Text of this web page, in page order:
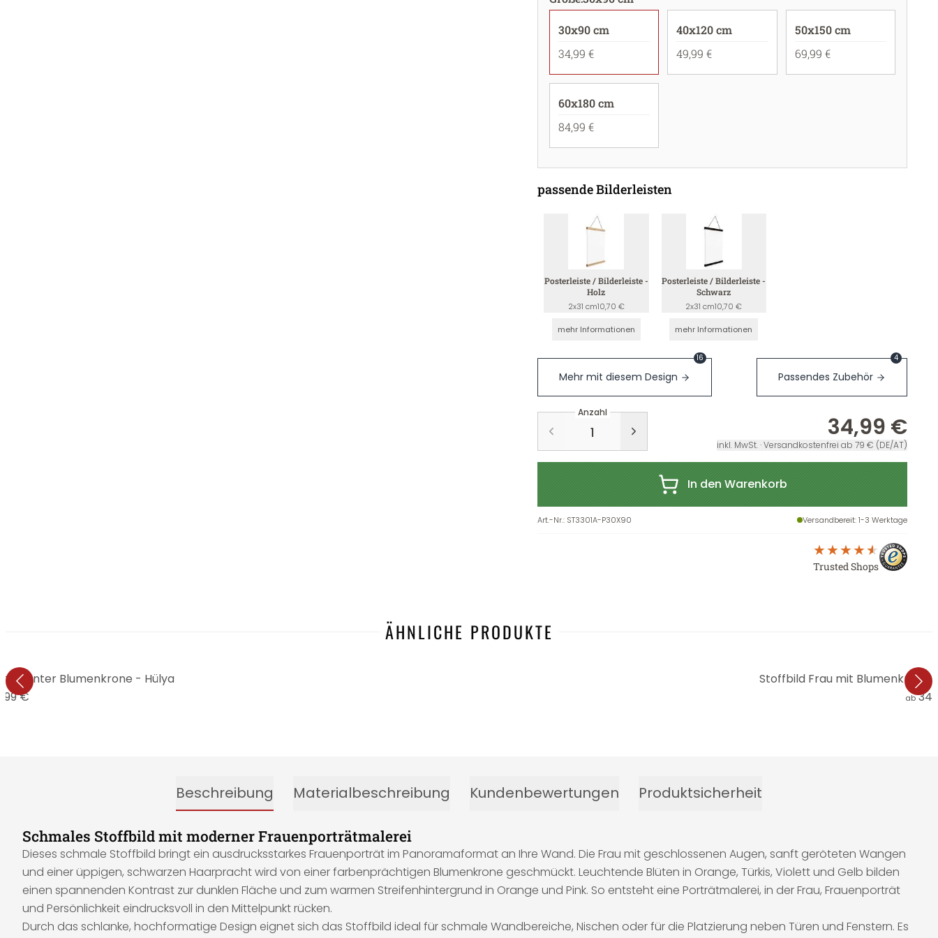
30x90 cm
34,99 €
40x120 cm
49,99 €
50x150 cm
69,99 €
60x180 cm
84,99 €
passende Bilderleisten
Posterleiste / Bilderleiste -
Holz
2x31 cm10,70 €
mehr Informationen
Posterleiste / Bilderleiste -
Schwarz
2x31 cm10,70 €
mehr Informationen
Mehr mit diesem Design
16
Passendes Zubehör
4
Anzahl
34,99 €
inkl. MwSt. · Versandkostenfrei ab 79 € (DE/AT)
In den Warenkorb
Art.-Nr.: ST3301A-P30X90 Versandbereit: 1-3 Werktage
Trusted Shops
ÄHNLICHE PRODUKTE
bunter Blumenkrone - Hülya
€
Stoffbild Frau mit Blumenkrone
ab
Beschreibung Materialbeschreibung Kundenbewertungen Produktsicherheit
Schmales Stoffbild mit moderner Frauenporträtmalerei
Dieses schmale Stoffbild bringt ein ausdrucksstarkes Frauenporträt im Panoramaformat an Ihre Wand. Die Frau mit geschlossenen Augen, sanft geröteten Wangen
und einer üppigen, schwarzen Haarpracht wird von einer farbenprächtigen Blumenkrone geschmückt. Leuchtende Blüten in Orange, Türkis, Violett und Gelb bilden
einen spannenden Kontrast zur dunklen Fläche und zum warmen Streifenhintergrund in Orange und Pink. So entsteht eine Porträtmalerei, in der Frau, Frauenporträt
und Persönlichkeit eindrucksvoll in den Mittelpunkt rücken.
Durch das schlanke, hochformatige Design eignet sich das Stoffbild ideal für schmale Wandbereiche, Nischen oder für die Platzierung neben Türen und Fenstern. Es